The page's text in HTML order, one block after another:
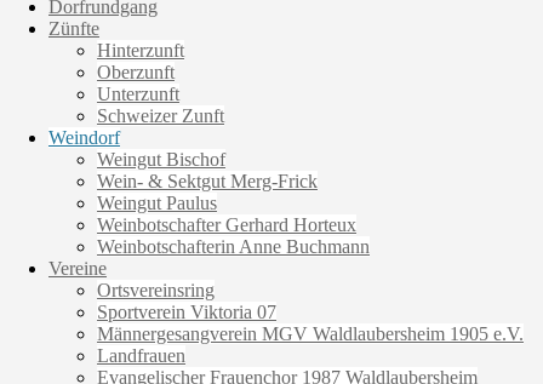
Dorfrundgang
Zünfte
Hinterzunft
Oberzunft
Unterzunft
Schweizer Zunft
Weindorf
Weingut Bischof
Wein- & Sektgut Merg-Frick
Weingut Paulus
Weinbotschafter Gerhard Horteux
Weinbotschafterin Anne Buchmann
Vereine
Ortsvereinsring
Sportverein Viktoria 07
Männergesangverein MGV Waldlaubersheim 1905 e.V.
Landfrauen
Evangelischer Frauenchor 1987 Waldlaubersheim